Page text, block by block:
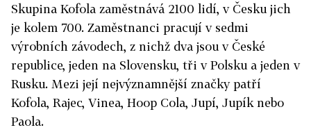
Skupina Kofola zaměstnává 2100 lidí, v Česku jich
je kolem 700. Zaměstnanci pracují v sedmi
výrobních závodech, z nichž dva jsou v České
republice, jeden na Slovensku, tři v Polsku a jeden v
Rusku. Mezi její nejvýznamnější značky patří
Kofola, Rajec, Vinea, Hoop Cola, Jupí, Jupík nebo
Paola.